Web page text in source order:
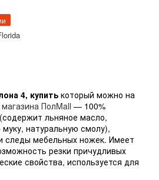
4, купить который можно на
магазина ПолMall — 100%
льняное масло,
натуральную смолу),
следы мебельных ножек. Имеет
резки причудливых
свойства, используется для